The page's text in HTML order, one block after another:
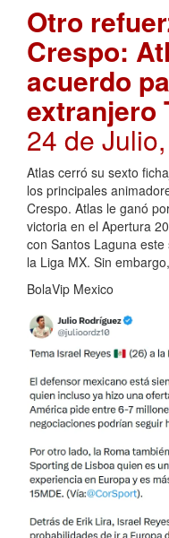
Otro
Crespo:
acuerdo
extranjero
24 de
Atlas cerró su sexto
los principales
Crespo. Atlas le ganó
victoria en el Apertura
con Santos Laguna
la Liga MX. Sin
BolaVip Mexico